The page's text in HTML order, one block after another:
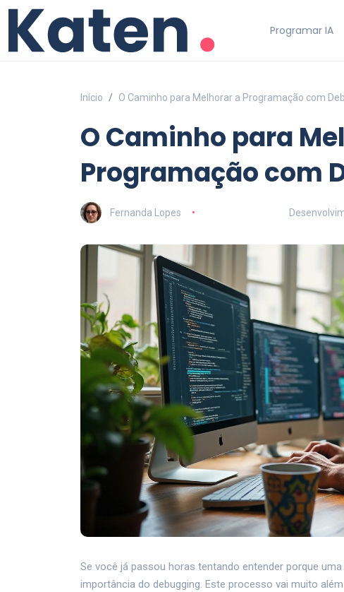
Programar IA
Início O Caminho para Melhorar a Programação com
O Caminho para
Programação com
Fernanda Lopes
Se você já passou horas tentando entender porque
importância do debugging. Este processo vai muito